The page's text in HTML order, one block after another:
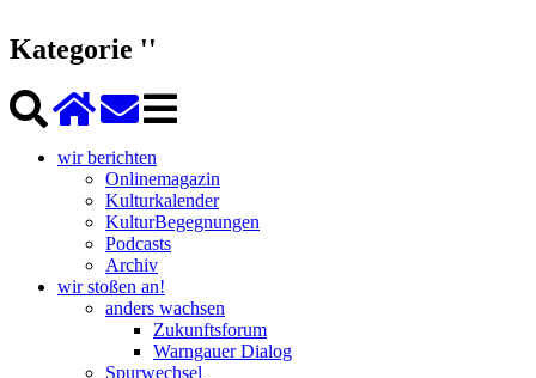
Kategorie ''
wir berichten
Onlinemagazin
Kulturkalender
KulturBegegnungen
Podcasts
Archiv
wir stoßen an!
anders wachsen
Zukunftsforum
Warngauer Dialog
Spurwechsel